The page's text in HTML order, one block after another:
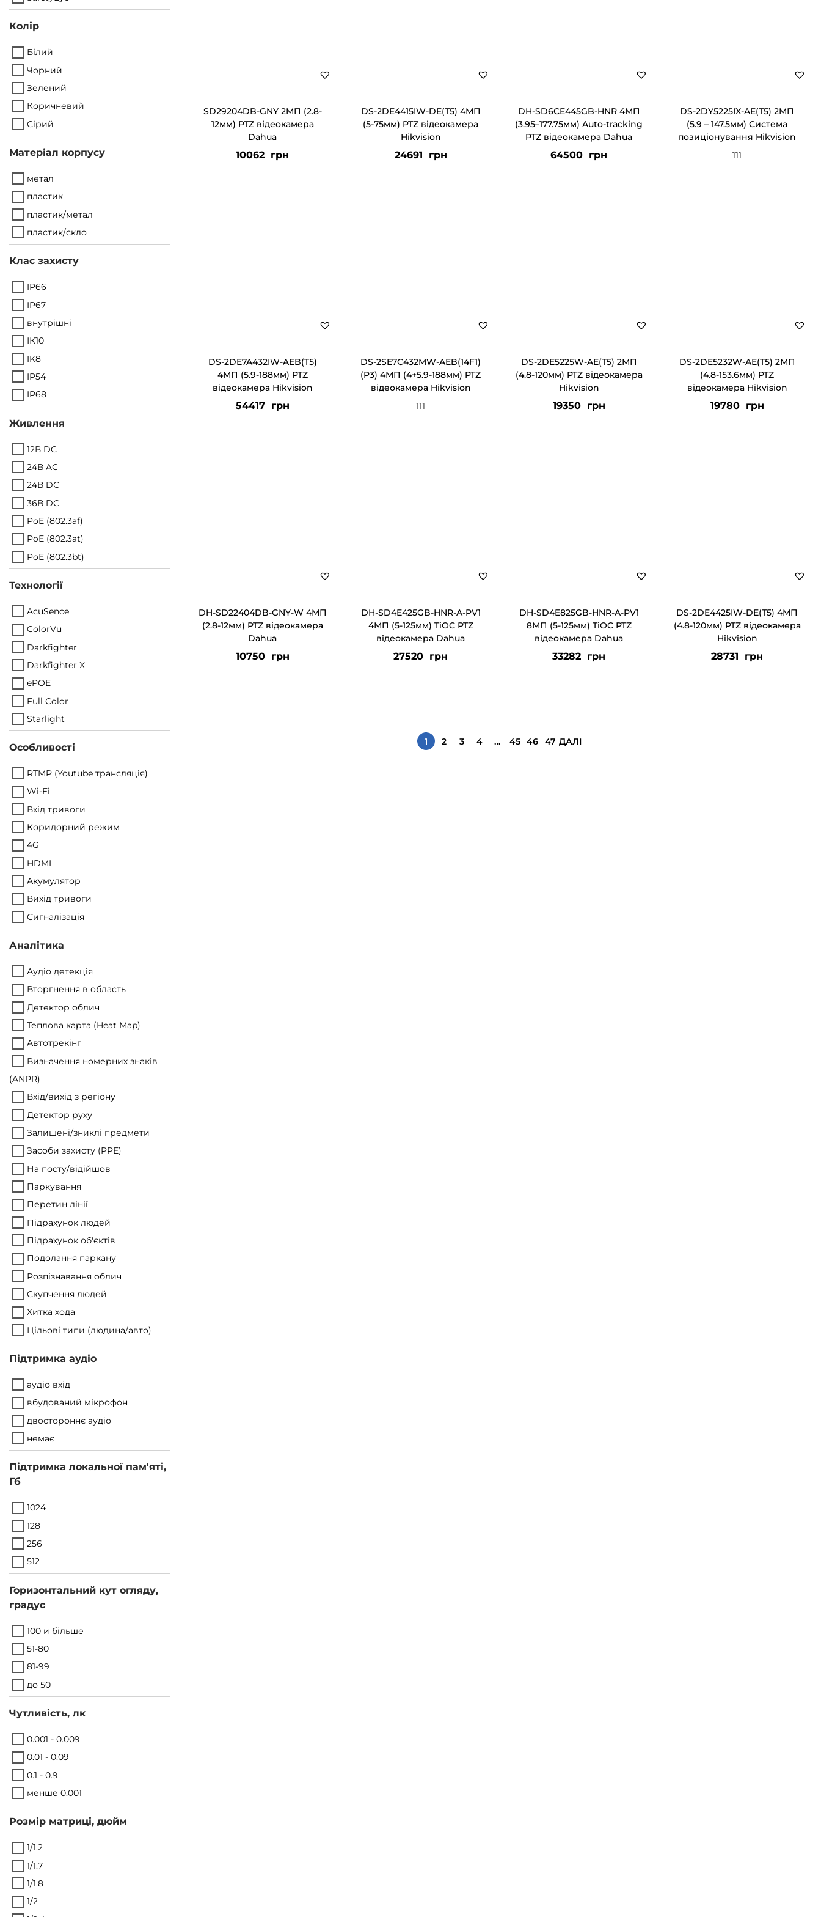
г
а
т
у
SD29204DB-GNY 2МП (2.8-
12мм) PTZ відеокамера
Dahua
10062 грн
DS-2DE4415IW-DE(T5) 4МП
(5-75мм) PTZ відеокамера
Hikvision
24691 грн
DH-SD6CE445GB-HNR 4МП
(3.95–177.75мм) Auto-tracking
PTZ відеокамера Dahua
64500 грн
DS-2DY5225IX-AE(T5) 2МП
(5.9 – 147.5мм) Система
позиціонування Hikvision
111
DS-2DE7A432IW-AEB(T5)
4МП (5.9-188мм) PTZ
відеокамера Hikvision
54417 грн
DS-2SE7C432MW-AEB(14F1)
(P3) 4МП (4+5.9-188мм) PTZ
відеокамера Hikvision
111
DS-2DE5225W-AE(T5) 2МП
(4.8-120мм) PTZ відеокамера
Hikvision
19350 грн
DS-2DE5232W-AE(T5) 2МП
(4.8-153.6мм) PTZ
відеокамера Hikvision
19780 грн
DH-SD22404DB-GNY-W 4МП
(2.8-12мм) PTZ відеокамера
Dahua
10750 грн
DH-SD4E425GB-HNR-A-PV1
4МП (5-125мм) TiOC PTZ
відеокамера Dahua
27520 грн
DH-SD4E825GB-HNR-A-PV1
8МП (5-125мм) TiOC PTZ
відеокамера Dahua
33282 грн
DS-2DE4425IW-DE(T5) 4МП
(4.8-120мм) PTZ відеокамера
Hikvision
28731 грн
1 2 3 4 … 45 46 47 ДАЛІ
Колір
Білий
Чорний
Зелений
Коричневий
Сірий
Матеріал корпусу
метал
пластик
пластик/метал
пластик/скло
Клас захисту
IP66
IP67
внутрішні
ІК10
IK8
IP54
IP68
Живлення
12В DС
24В AС
24В DС
36В DС
PoE (802.3af)
PoE (802.3at)
PoE (802.3bt)
Технології
AcuSence
ColorVu
Darkfighter
Darkfighter X
ePOE
Full Color
Starlight
Особливості
RTMP (Youtube трансляція)
Wi-Fi
Вхід тривоги
Коридорний режим
4G
HDMI
Акумулятор
Вихід тривоги
Сигналізація
Аналітика
Аудіо детекція
Вторгнення в область
Детектор облич
Теплова карта (Heat Map)
Автотрекінг
Визначення номерних знаків
(ANPR)
Вхід/вихід з регіону
Детектор руху
Залишені/зниклі предмети
Засоби захисту (PPE)
На посту/відійшов
Паркування
Перетин лінії
Підрахунок людей
Підрахунок об'єктів
Подолання паркану
Розпізнавання облич
Скупчення людей
Хитка хода
Цільові типи (людина/авто)
Підтримка аудіо
аудіо вхід
вбудований мікрофон
двостороннє аудіо
немає
Підтримка локальної пам'яті,
Гб
1024
128
256
512
Горизонтальний кут огляду,
градус
100 и більше
51-80
81-99
до 50
Чутливість, лк
0.001 - 0.009
0.01 - 0.09
0.1 - 0.9
менше 0.001
Розмір матриці, дюйм
1/1.2
1/1.7
1/1.8
1/2